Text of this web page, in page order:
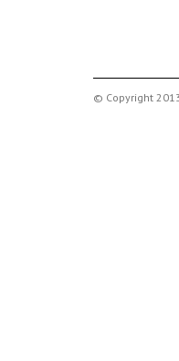
© Copyright